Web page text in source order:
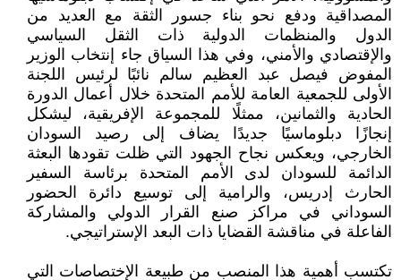
المصداقية ودفع نحو بناء جسور الثقة مع العديد من
الدول والمنظمات الدولية ذات الثقل السياسي
والإقتصادي والأمني، وفي هذا السياق جاء إنتخاب الوزير
المفوض فيصل عبد العظيم سالم نائبًا لرئيس اللجنة
الأولى للجمعية العامة للأمم المتحدة خلال أعمال الدورة
الحادية والثمانين، ممثلًا للمجموعة الإفريقية، ليشكل
إنجازًا دبلوماسيًا جديدًا يضاف إلى رصيد السودان
الخارجي، ويعكس نجاح الجهود التي ظلت تقودها البعثة
الدائمة للسودان لدى الأمم المتحدة برئاسة السفير
الحارث إدريس، والرامية إلى توسيع دائرة الحضور
السوداني في مراكز صنع القرار الدولي والمشاركة
الفاعلة في مناقشة القضايا ذات البعد الإستراتيجي.
تكتسب أهمية هذا المنصب من طبيعة الإختصاصات التي